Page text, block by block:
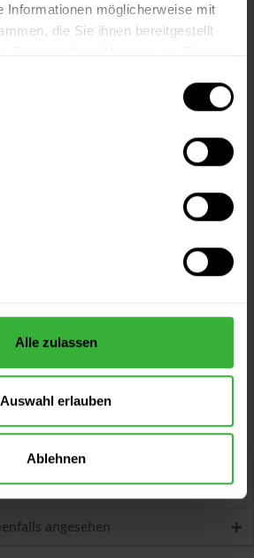
Informationen möglicherweise mit
die Sie ihnen bereitgestellt
Alle zulassen
Auswahl erlauben
Ablehnen
HRB0003WEISS
ab 60 EUR
unter
mehr
Artikel lesen...mehr
angesehen